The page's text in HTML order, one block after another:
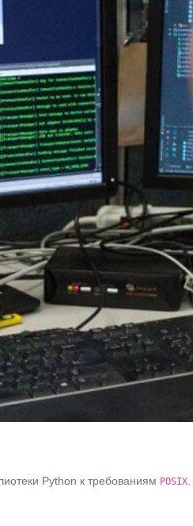
Python к требованиям POSIX